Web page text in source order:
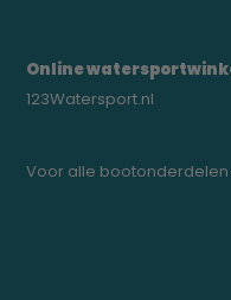
Online
123Watersport.nl
Voor alle